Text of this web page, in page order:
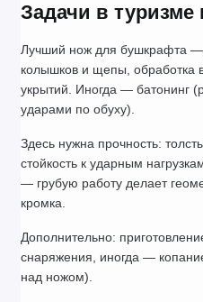
Задачи в
Лучший нож для бушкрафта
колышков и щепы, обработка
укрытий. Иногда — батонинг
ударами по обуху).
Здесь нужна прочность:
стойкость к ударным
— грубую работу делает
кромка.
Дополнительно:
снаряжения, иногда —
над ножом).